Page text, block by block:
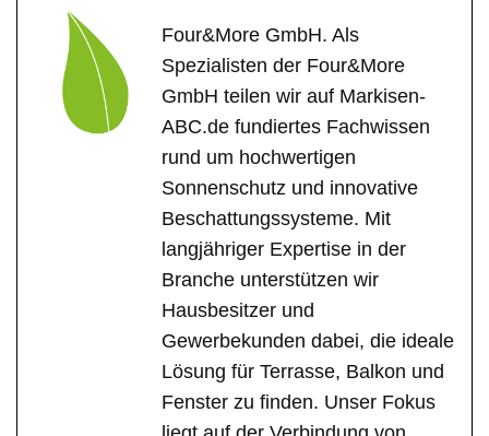
Four&More GmbH. Als
Spezialisten der Four&More
GmbH teilen wir auf Markisen-
ABC.de fundiertes Fachwissen
rund um hochwertigen
Sonnenschutz und innovative
Beschattungssysteme. Mit
langjähriger Expertise in der
Branche unterstützen wir
Hausbesitzer und
Gewerbekunden dabei, die ideale
Lösung für Terrasse, Balkon und
Fenster zu finden. Unser Fokus